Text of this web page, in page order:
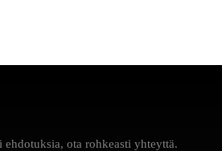
ota rohkeasti yhteyttä.